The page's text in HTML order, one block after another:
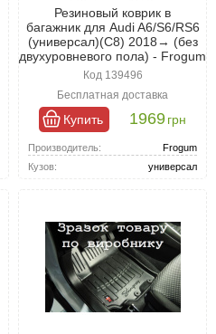
Резиновый коврик в
багажник для Audi A6/S6/RS6
(универсал)(C8) 2018→ (без
двухуровневого пола) - Frogum
Код 139496
Бесплатная доставка
Купить 1969грн
Производитель:
Frogum
Кузов:
универсал